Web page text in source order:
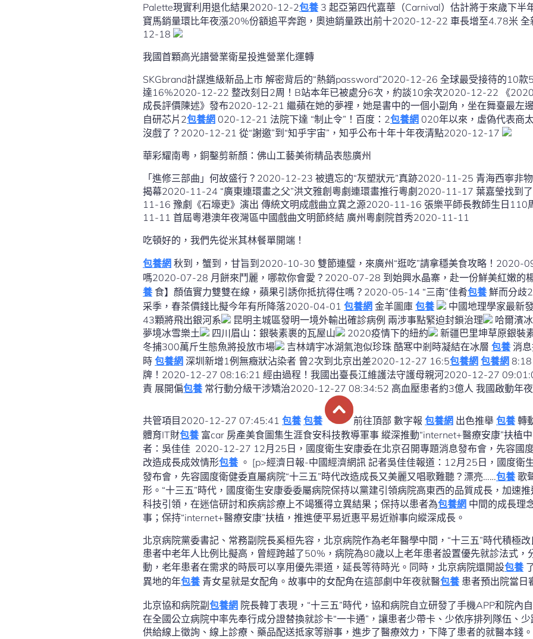
Palette現實利用退化結果2020-12-2包養 3 起亞第四代嘉華（Carnival）估計將于來歲下
寶馬銷量環比年夜漲20%份額追平奔跑，奧迪銷量跌出前十2020-12-22 車長增至4.78米 全新一代名圖行將上市2020-
12-18
我國首顆高光譜營業衛星投進營業化運轉
SKGbrand計謀進級新品上市 解密背后的“熱銷password”2020-12-26 全球最受接待的10款
達16%2020-12-22 整改刻日2周！B站本年已被處分6次，約談10余次2020-12-22 《
成長評價陳述》發布2020-12-21 繼蘋在她的夢裡，她是書中的一個小副角，坐在舞臺最左
自研芯片2包養網 020-12-21 法院下達 “制止令”！百度：2包養網 020年以來，虛偽代表商
沒戲了？2020-12-21 從“謝邀”到“知乎宇宙”，知乎公布十年十年夜清點2020-12-17
華彩耀南粵，銅鑿剪新顏：佛山工藝美術精品表態廣州
「進修三部曲」何故盛行？2020-12-23 被遺忘的“灰塑狀元”真跡2020-11-25 青海西寧非
揭幕2020-11-24 “廣東連環畫之父”洪文雅創粵劇連環畫推行粵劇2020-11-17 葉嘉瑩找到
11-16 豫劇《石壕吏》演出 傳統文明成戲曲立異之源2020-11-16 張樂平師長教師生日110
11-11 首屆粵港澳年夜灣區中國戲曲文明節終結 廣州粵劇院首秀2020-11-11
吃頓好的，我們先從米其林餐單開端！
包養網
嗎2020-07-28 月餅來鬥麗，哪款你會愛？2020-07-28 到始興水晶寨，赴一份鮮美紅嫩的
養 食】顏值實力雙雙在線，蘋果引誘你抵抗得住嗎？2020-05-14 “三南”佳肴包養
采季，春茶價錢比擬今年有所降落2020-04-01 包養網 金羊圖庫 包養
中國地理學家最新
43顆將飛出銀河系
昆明主城區發明一境外輸出確診病例 兩涉事點緊迫封鎖治理
夢境冰雪樂土
四川眉山：銀裝素裹的瓦屋山 2020疫情下的紐約
新疆巴里坤草原銀裝
冬捕300萬斤生態魚將投放市場
吉林靖宇冰湖氣泡似珍珠 酷寒中剎時凝結在冰層 包養 消
時 包養網 深圳新增1例無癥狀沾染者 曾2次到北京出差2020-12-27 16:5包養網 包養網 8:18 廣州河漢首個白色書
牌！2020-12-27 08:16:21 經由過程！我國出臺長江維護法守護母親河2020-12-27 09:01:05 12至14歲未成年人承當刑
責 展開偏包養 常行動分級干涉矯治2020-12-27 08:34:52 高血壓患者約3億人 我國啟動年夜範圍下層“三高都處於優勢。”
共管項目2020-12-27 07:45:41 包養 包養 前往頂部 數字報 包養網 出色推舉 包養
體育IT財包養 富car 房產美食圖集生涯食安科技教導軍事 縱深推動“internet+醫療安康”扶植中國經濟網—《經濟日報》 作
者：吳佳佳 2020-12-27 12月25日，國度衛生安康委在北京召開專題消息發布會，先容國度衛健委直屬病院“十三五”時代
改造成長成效情形包養
發布會，先容國度衛健委直屬病院“十三五”時代改造成長又美麗又唱歌難聽？漂亮……包養 歌
形。“十三五”時代，國度衛生安康委委屬病院保持以黨建引領病院高東西的品質成長，加速
科技引領，在迷信研討和疾病診療上不竭獲得立異結果；保持以患者為包養網 中間的成長理
事；保持“internet+醫療安康”扶植，推進便平易近惠平易近辦事向縱深成長。
北京病院黨委書記、常務副院長奚桓先容，北京病院作為老年醫學中間，“十三五”時代積極
患者中老年人比例比擬高，曾經跨越了50%，病院為80歲以上老年患者設置優先就診法式，
動，老年患者在需求的時辰可以享用優先渠道，延長等待時光。同時，北京病院還開設包養
異地的年包養 青女星就是女配角。故事中的女配角在這部劇中年夜就醫包養 患者預出院當日
北京協和病院副 包養網 院長韓丁表現，“十三五”時代，協和病院自立研發了手機APP和院內
在全國公立病院中率先奉行成分證替換就診卡“一卡通”，讓患者少帶卡、少依序排列隊伍、
供給線上徵詢、線上診療、藥品配送抵家等辦事，進步了醫療效力，下降了患者的就醫本錢